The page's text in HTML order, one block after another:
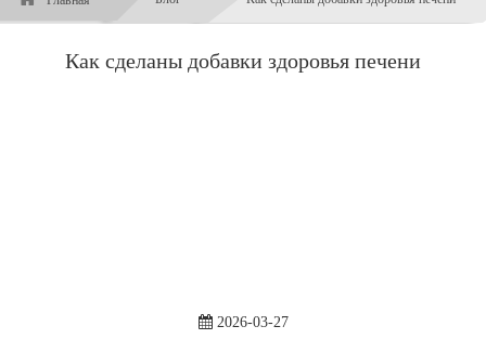
Как сделаны добавки здоровья печени
2026-03-27